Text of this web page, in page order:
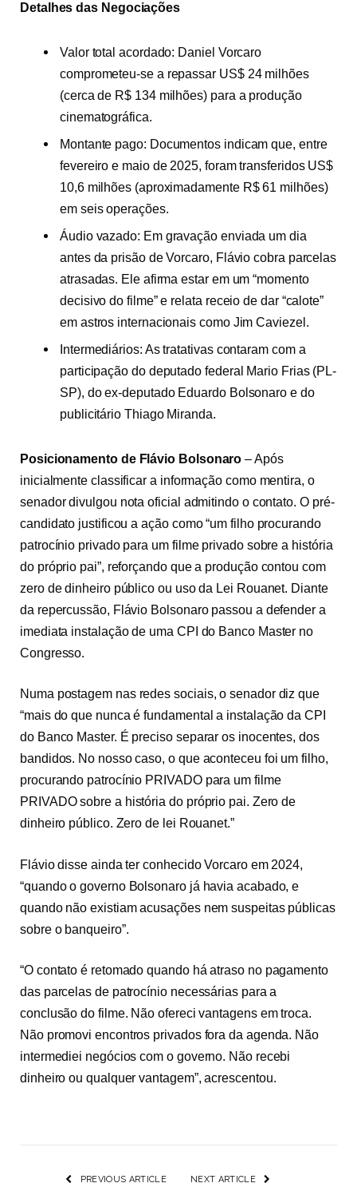
Detalhes das Negociações
Valor total acordado: Daniel Vorcaro
comprometeu-se a repassar US$ 24 milhões
(cerca de R$ 134 milhões) para a produção
cinematográfica.
Montante pago: Documentos indicam que, entre
fevereiro e maio de 2025, foram transferidos US$
10,6 milhões (aproximadamente R$ 61 milhões)
em seis operações.
Áudio vazado: Em gravação enviada um dia
antes da prisão de Vorcaro, Flávio cobra parcelas
atrasadas. Ele afirma estar em um “momento
decisivo do filme” e relata receio de dar “calote”
em astros internacionais como Jim Caviezel.
Intermediários: As tratativas contaram com a
participação do deputado federal Mario Frias (PL-
SP), do ex-deputado Eduardo Bolsonaro e do
publicitário Thiago Miranda.
Posicionamento de Flávio Bolsonaro –Após
inicialmente classificar a informação como mentira, o
senador divulgou nota oficial admitindo o contato. O pré-
candidato justificou a ação como “um filho procurando
patrocínio privado para um filme privado sobre a história
do próprio pai”, reforçando que a produção contou com
zero de dinheiro público ou uso da Lei Rouanet. Diante
da repercussão, Flávio Bolsonaro passou a defender a
imediata instalação de uma CPI do Banco Master no
Congresso.
Numa postagem nas redes sociais, o senador diz que
“mais do que nunca é fundamental a instalação da CPI
do Banco Master. É preciso separar os inocentes, dos
bandidos. No nosso caso, o que aconteceu foi um filho,
procurando patrocínio PRIVADO para um filme
PRIVADO sobre a história do próprio pai. Zero de
dinheiro público. Zero de lei Rouanet.”
Flávio disse ainda ter conhecido Vorcaro em 2024,
“quando o governo Bolsonaro já havia acabado, e
quando não existiam acusações nem suspeitas públicas
sobre o banqueiro”.
“O contato é retomado quando há atraso no pagamento
das parcelas de patrocínio necessárias para a
conclusão do filme. Não ofereci vantagens em troca.
Não promovi encontros privados fora da agenda. Não
intermediei negócios com o governo. Não recebi
dinheiro ou qualquer vantagem”, acrescentou.
PREVIOUS ARTICLE NEXT ARTICLE